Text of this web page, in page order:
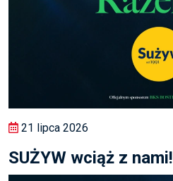
21 lipca 2026
SUŻYW wciąż z nami!